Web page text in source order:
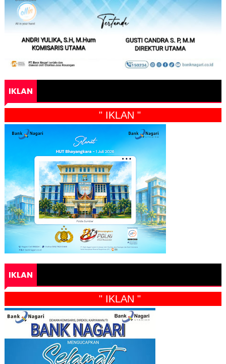
IKLAN
" IKLAN "
IKLAN
" IKLAN "